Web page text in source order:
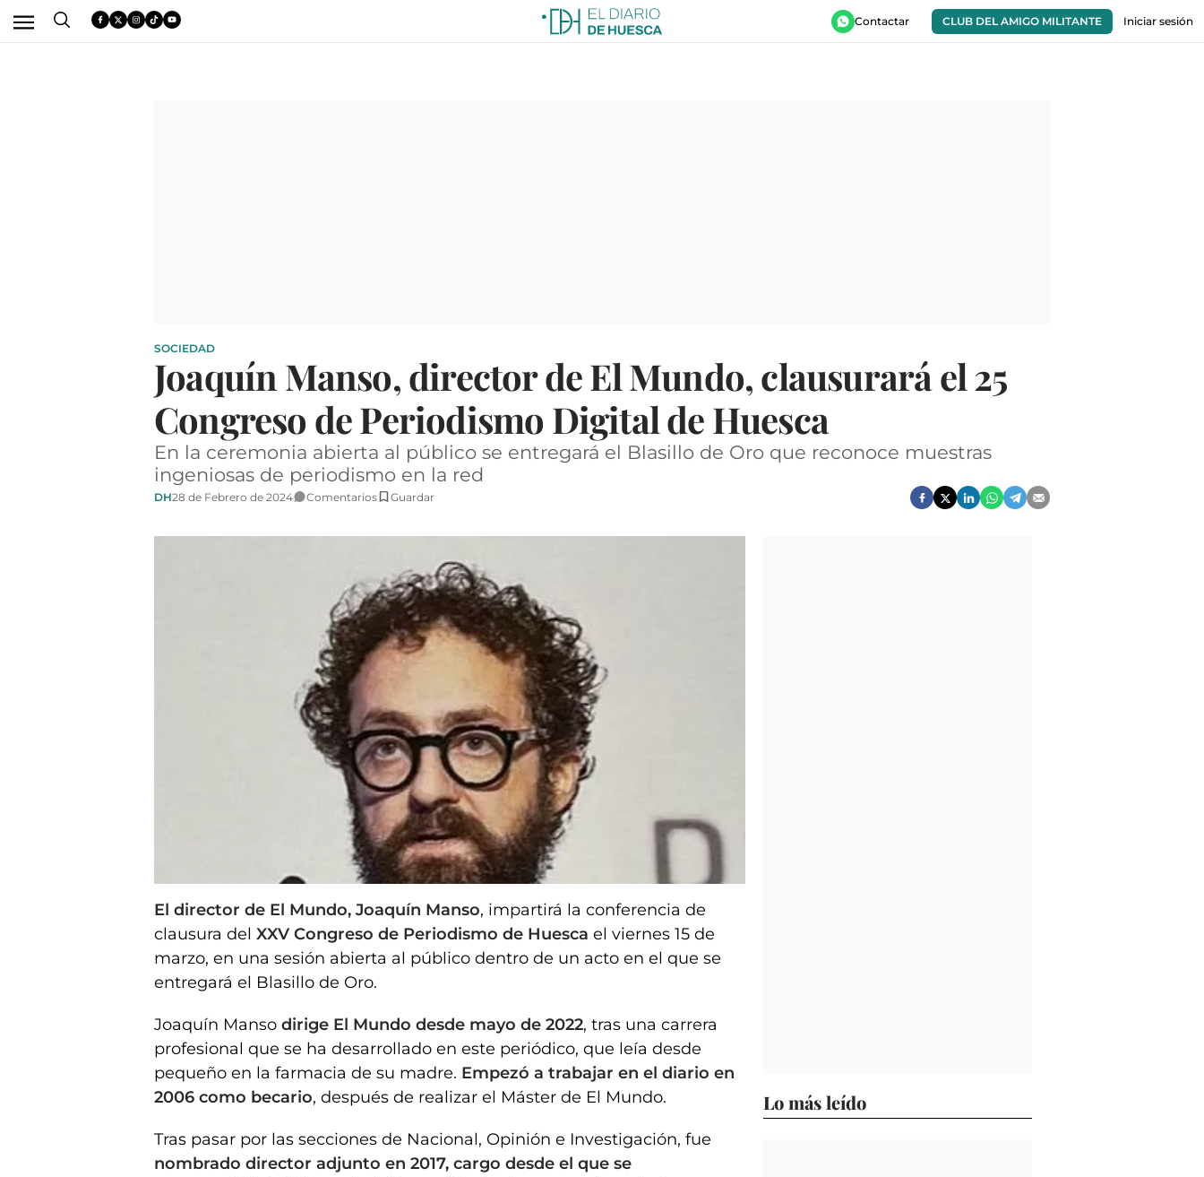
Contactar CLUB DEL AMIGO MILITANTE Iniciar sesión
SOCIEDAD
Joaquín Manso, director de El Mundo, clausurará el 25
Congreso de Periodismo Digital de Huesca
En la ceremonia abierta al público se entregará el Blasillo de Oro que reconoce muestras
ingeniosas de periodismo en la red
DH28 de Febrero de 2024 Comentarios Guardar
El director de El Mundo, Joaquín Manso, impartirá la conferencia de
clausura del XXV Congreso de Periodismo de Huesca el viernes 15 de
marzo, en una sesión abierta al público dentro de un acto en el que se
entregará el Blasillo de Oro.
Joaquín Manso dirige El Mundo desde mayo de 2022, tras una carrera
profesional que se ha desarrollado en este periódico, que leía desde
pequeño en la farmacia de su madre. Empezó a trabajar en el diario en
2006 como becario, después de realizar el Máster de El Mundo.
Tras pasar por las secciones de Nacional, Opinión e Investigación, fue
nombrado director adjunto en 2017, cargo desde el que se
Lo más leído